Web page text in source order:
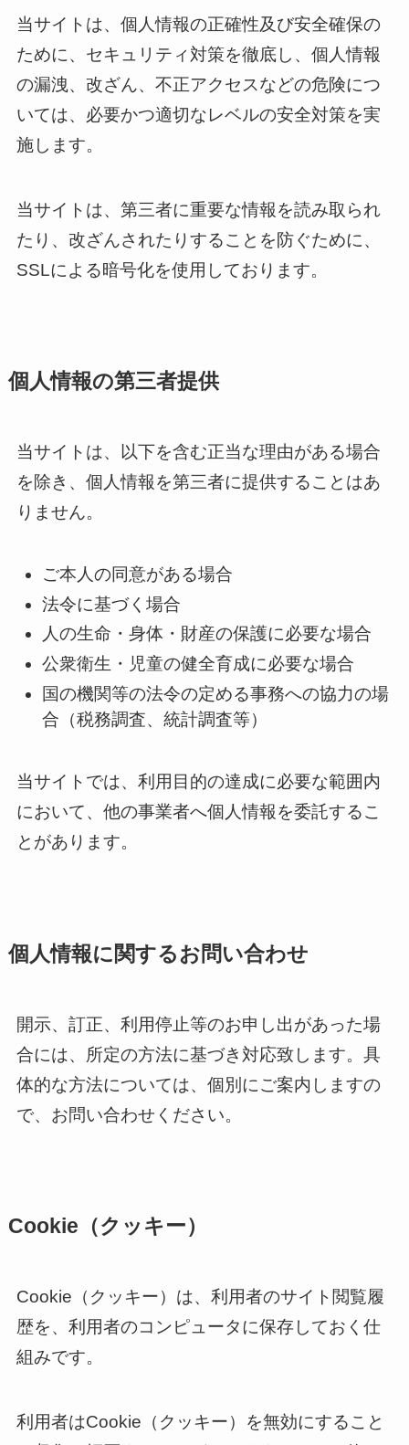
当サイトは、個人情報の正確性及び安全確保の
ために、セキュリティ対策を徹底し、個人情報
の漏洩、改ざん、不正アクセスなどの危険につ
いては、必要かつ適切なレベルの安全対策を実
施します。
当サイトは、第三者に重要な情報を読み取られ
たり、改ざんされたりすることを防ぐために、
SSLによる暗号化を使用しております。
個人情報の第三者提供
当サイトは、以下を含む正当な理由がある場合
を除き、個人情報を第三者に提供することはあ
りません。
ご本人の同意がある場合
法令に基づく場合
人の生命・身体・財産の保護に必要な場合
公衆衛生・児童の健全育成に必要な場合
国の機関等の法令の定める事務への協力の場
合（税務調査、統計調査等）
当サイトでは、利用目的の達成に必要な範囲内
において、他の事業者へ個人情報を委託するこ
とがあります。
個人情報に関するお問い合わせ
開示、訂正、利用停止等のお申し出があった場
合には、所定の方法に基づき対応致します。具
体的な方法については、個別にご案内しますの
で、お問い合わせください。
Cookie（クッキー）
Cookie（クッキー）は、利用者のサイト閲覧履
歴を、利用者のコンピュータに保存しておく仕
組みです。
利用者はCookie（クッキー）を無効にすること